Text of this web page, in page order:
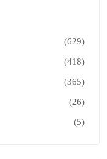
(629)
(418)
(365)
(26)
(5)